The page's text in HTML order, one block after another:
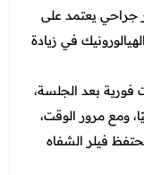
جراحي يعتمد على
في زيادة
بعد الجلسة،
ومع مرور الوقت،
فيلر الشفاه